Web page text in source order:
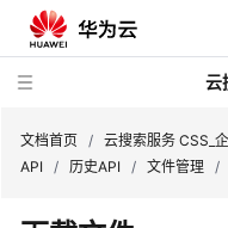
云
文档首页 / 云搜索服务 CSS_
API / 历史API / 文件管理 /